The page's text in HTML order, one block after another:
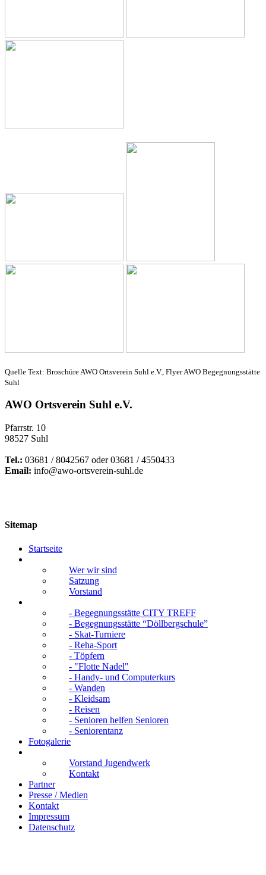
Quelle Text: Broschüre AWO Ortsverein Suhl e.V., Flyer AWO Begegnungsstätte
Suhl
AWO Ortsverein Suhl e.V.
Pfarrstr. 10
98527 Suhl
Tel.: 03681 / 8042567 oder 03681 / 4550433
Email: info@awo-ortsverein-suhl.de
Sitemap
Startseite
Wer wir sind
Satzung
Vorstand
- Begegnungsstätte CITY TREFF
- Begegnungsstätte “Döllbergschule”
- Skat-Turniere
- Reha-Sport
- Töpfern
- "Flotte Nadel"
- Handy- und Computerkurs
- Wanden
- Kleidsam
- Reisen
- Senioren helfen Senioren
- Seniorentanz
Fotogalerie
Vorstand Jugendwerk
Kontakt
Partner
Presse / Medien
Kontakt
Impressum
Datenschutz